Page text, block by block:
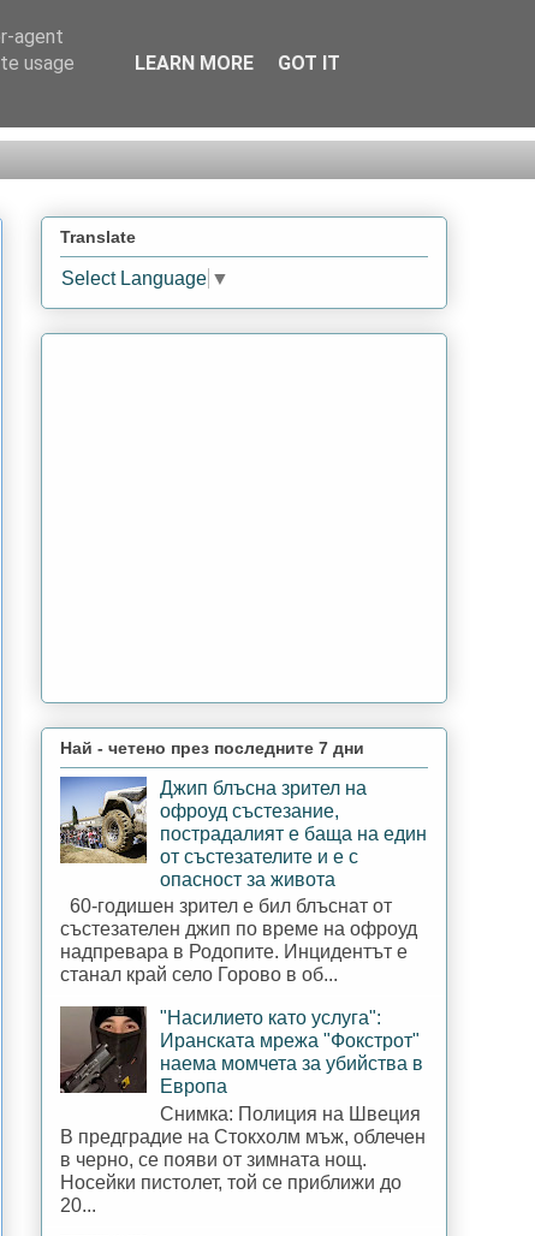
Translate
Select Language ▼
Най - четено през последните 7 дни
Джип блъсна зрител на
офроуд състезание,
пострадалият е баща на един
от състезателите и е с
опасност за живота
60-годишен зрител е бил блъснат от
състезателен джип по време на офроуд
надпревара в Родопите. Инцидентът е
станал край село Горово в об...
"Насилието като услуга":
Иранската мрежа "Фокстрот"
наема момчета за убийства в
Европа
Снимка: Полиция на Швеция
В предградие на Стокхолм мъж, облечен
в черно, се появи от зимната нощ.
Носейки пистолет, той се приближи до
20...
agent
usage
LEARN MORE GOT IT